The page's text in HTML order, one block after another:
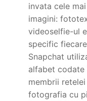
invata cele
imagini:
videoselfie-ul
specific
Snapchat
alfabet codate
membrii
fotografia cu